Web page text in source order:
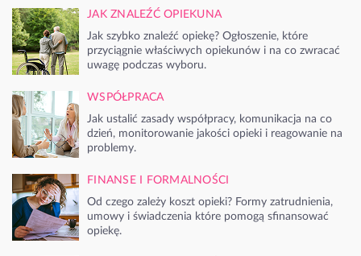
JAK ZNALEŹĆ OPIEKUNA
Jak szybko znaleźć opiekę? Ogłoszenie, które
przyciągnie właściwych opiekunów i na co zwracać
uwagę podczas wyboru.
WSPÓŁPRACA
Jak ustalić zasady współpracy, komunikacja na co
dzień, monitorowanie jakości opieki i reagowanie na
problemy.
FINANSE I FORMALNOŚCI
Od czego zależy koszt opieki? Formy zatrudnienia,
umowy i świadczenia które pomogą sfinansować
opiekę.